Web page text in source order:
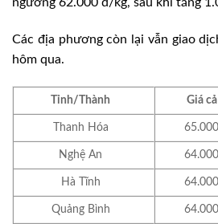
Các địa phương còn lại vẫn giao
hôm qua.
Tỉnh/Thành Giá cả
Thanh Hóa 65.000
Nghệ An 64.000
Hà Tĩnh 64.000
Quảng Bình 64.000